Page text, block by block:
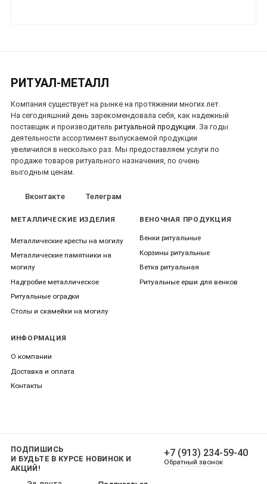
РИТУАЛ-МЕТАЛЛ
Компания существует на рынке на протяжении многих лет.
На сегодняшний день зарекомендовала себя, как надежный
поставщик и производитель ритуальной продукции . За годы
деятельности ассортимент выпускаемой продукции
увеличился в несколько раз. Мы предоставляем услуги по
продаже товаров ритуального назначения, по очень
выгодным ценам.
Вконтакте Телеграм
МЕТАЛЛИЧЕСКИЕ ИЗДЕЛИЯ
Металлические кресты на могилу
Металлические памятники на
могилу
Надгробие металлическое
Ритуальные оградки
Столы и скамейки на могилу
ВЕНОЧНАЯ ПРОДУКЦИЯ
Венки ритуальные
Корзины ритуальные
Ветка ритуальная
Ритуальные ерши для венков
ИНФОРМАЦИЯ
О компании
Доставка и оплата
Контакты
ПОДПИШИСЬ
И БУДЬТЕ В КУРСЕ НОВИНОК И
АКЦИЙ!
+7 (913) 234-59-40
Обратный звонок